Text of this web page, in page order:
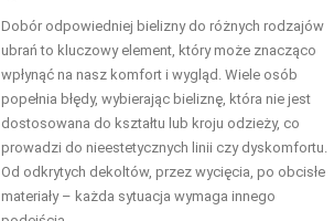
Dobór odpowiedniej bielizny do różnych rodzajów
ubrań to kluczowy element, który może znacząco
wpłynąć na nasz komfort i wygląd. Wiele osób
popełnia błędy, wybierając bieliznę, która nie jest
dostosowana do kształtu lub kroju odzieży, co
prowadzi do nieestetycznych linii czy dyskomfortu.
Od odkrytych dekoltów, przez wycięcia, po obcisłe
materiały – każda sytuacja wymaga innego